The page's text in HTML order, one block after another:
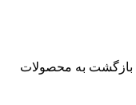
بازگشت به محصولات